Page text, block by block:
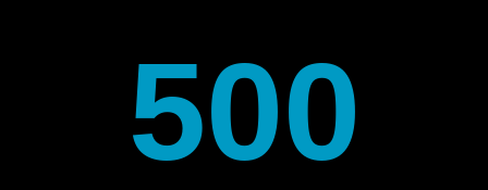
500